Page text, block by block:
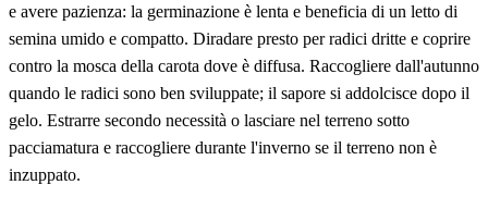
e avere pazienza: la germinazione è lenta e beneficia di un letto di
semina umido e compatto. Diradare presto per radici dritte e coprire
contro la mosca della carota dove è diffusa. Raccogliere dall'autunno
quando le radici sono ben sviluppate; il sapore si addolcisce dopo il
gelo. Estrarre secondo necessità o lasciare nel terreno sotto
pacciamatura e raccogliere durante l'inverno se il terreno non è
inzuppato.